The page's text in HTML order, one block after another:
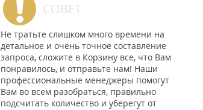
СОВЕТ
Не тратьте слишком много времени на
детальное и очень точное составление
запроса, сложите в Корзину все, что Вам
понравилось, и отправьте нам! Наши
профессиональные менеджеры помогут
Вам во всем разобраться, правильно
подсчитать количество и уберегут от